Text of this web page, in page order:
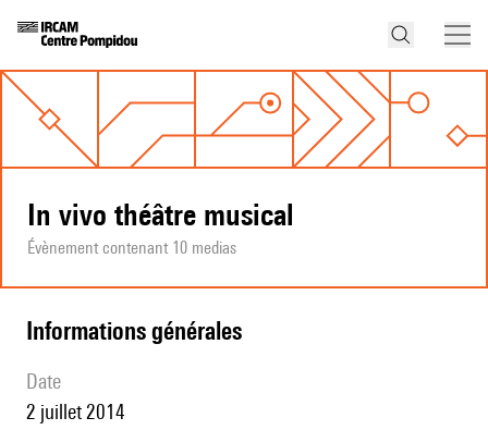
In vivo théâtre musical
Évènement contenant 10 medias
informations générales
date
2 juillet 2014